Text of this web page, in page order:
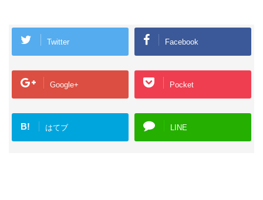
Twitter Facebook
Google+ Pocket
B! はてブ LINE